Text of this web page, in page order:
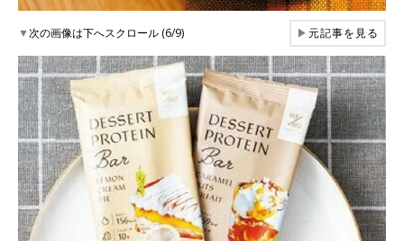
▼次の画像は下へスクロール (6/9) ▶元記事を見る